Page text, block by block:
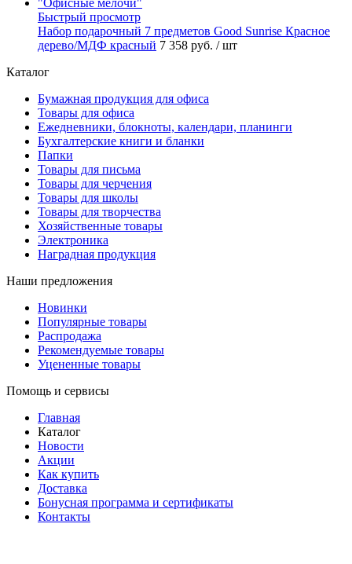
Быстрый просмотр
Набор подарочный 7 предметов Good Sunrise Красное
дерево/МДФ красный 7 358 руб. / шт
Каталог
Бумажная продукция для офиса
Товары для офиса
Ежедневники, блокноты, календари, планинги
Бухгалтерские книги и бланки
Папки
Товары для письма
Товары для черчения
Товары для школы
Товары для творчества
Хозяйственные товары
Электроника
Наградная продукция
Наши предложения
Новинки
Популярные товары
Распродажа
Рекомендуемые товары
Уцененные товары
Помощь и сервисы
Главная
Каталог
Новости
Акции
Как купить
Доставка
Бонусная программа и сертификаты
Контакты